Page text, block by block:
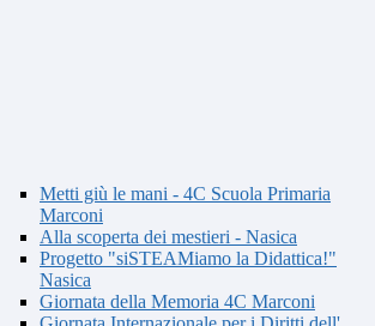
Metti giù le mani - 4C Scuola Primaria
Marconi
Alla scoperta dei mestieri - Nasica
Progetto "siSTEAMiamo la Didattica!"
Nasica
Giornata della Memoria 4C Marconi